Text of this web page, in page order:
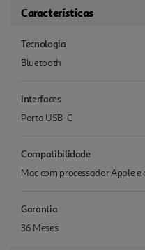
Características
Tecnologia
Bluetooth
Interfaces
Porta USB-C
Compatibilidade
Mac com processador Apple e
Garantia
36 Meses